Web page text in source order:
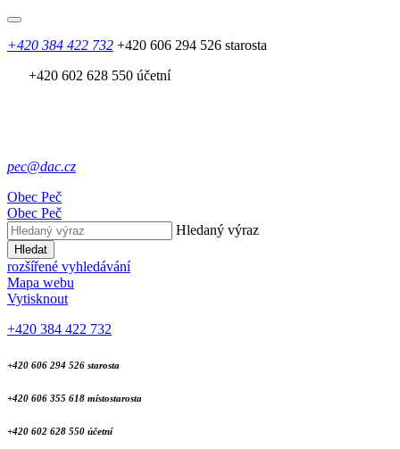
+420 384 422 732 +420 606 294 526 starosta
+420 602 628 550 účetní
pec@dac.cz
Obec Peč
Obec Peč
Hledaný výraz
Hledat
rozšířené vyhledávání
Mapa webu
Vytisknout
+420 384 422 732
+420 606 294 526 starosta
+420 606 355 618 místostarosta
+420 602 628 550 účetní